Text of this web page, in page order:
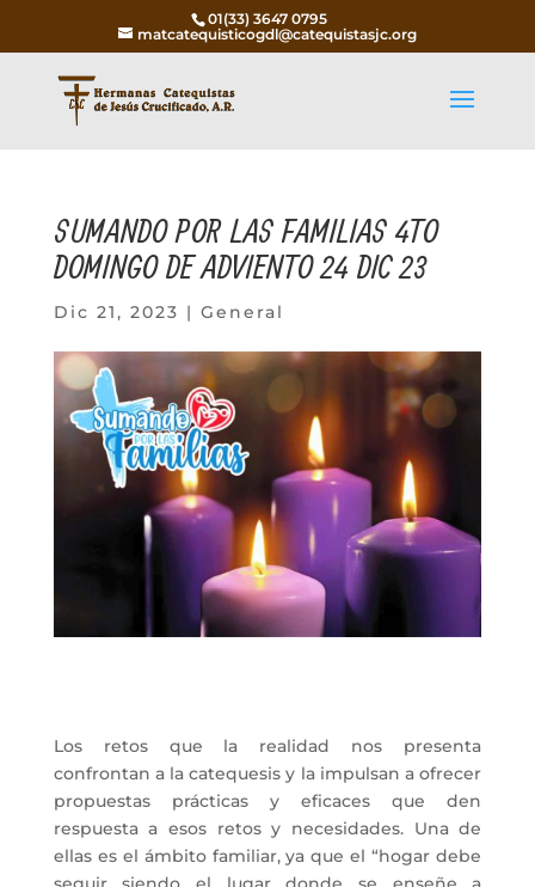
01(33) 3647 0795
matcatequisticogdl@catequistasjc.org
SUMANDO POR LAS FAMILIAS 4TO
DOMINGO DE ADVIENTO 24 DIC 23
Dic 21, 2023 | General
Los retos que la realidad nos presenta
confrontan a la catequesis y la impulsan a ofrecer
propuestas prácticas y eficaces que den
respuesta a esos retos y necesidades. Una de
ellas es el ámbito familiar, ya que el “hogar debe